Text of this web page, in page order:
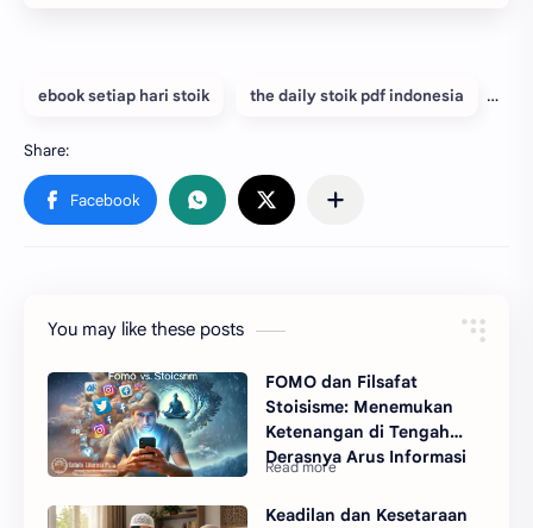
ebook setiap hari stoik the daily stoik pdf indonesia
You may like these posts
FOMO dan Filsafat
Stoisisme: Menemukan
Ketenangan di Tengah
Derasnya Arus Informasi
Keadilan dan Kesetaraan